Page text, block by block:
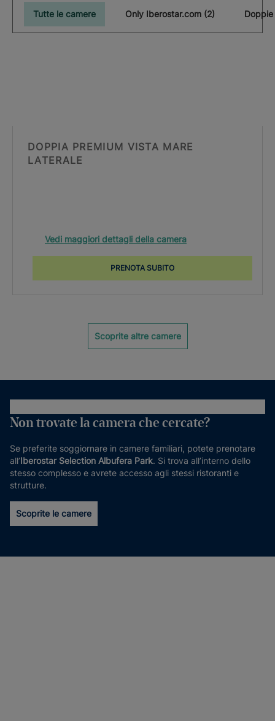
Tutte le camere Only Iberostar.com (2)
DOPPIA PREMIUM VISTA MARE
LATERALE
Vedi maggiori dettagli della camera
PRENOTA SUBITO
Scoprite altre camere
Non trovate la camera che cercate?
Se preferite soggiornare in camere familiari, potete prenotare
all’Iberostar Selection Albufera Park. Si trova all’interno dello
stesso complesso e avrete accesso agli stessi ristoranti e
strutture.
Scoprite le camere